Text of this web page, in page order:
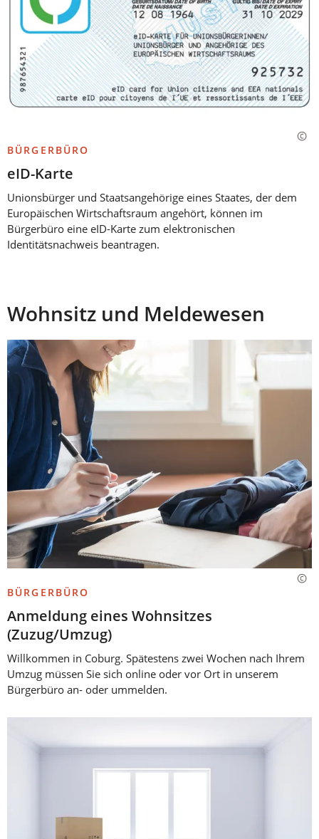
BÜRGERBÜRO
eID-Karte
Unionsbürger und Staatsangehörige eines Staates, der dem
Europäischen Wirtschaftsraum angehört, können im
Bürgerbüro eine eID-Karte zum elektronischen
Identitätsnachweis beantragen.
Wohnsitz und Meldewesen
BÜRGERBÜRO
Anmeldung eines Wohnsitzes
(Zuzug/Umzug)
Willkommen in Coburg. Spätestens zwei Wochen nach Ihrem
Umzug müssen Sie sich online oder vor Ort in unserem
Bürgerbüro an- oder ummelden.